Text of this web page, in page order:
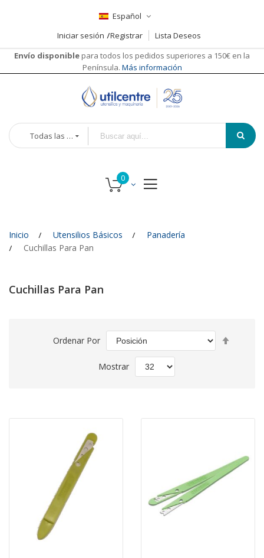
Español
Iniciar sesión
Registrar
Lista Deseos
Envío disponible para todos los pedidos superiores a 150€ en la
Península. Más información
Todas las categorías
Inicio Utensilios Básicos
Panadería
Cuchillas Para Pan
Cuchillas Para Pan
Ordenar Por
Mostrar